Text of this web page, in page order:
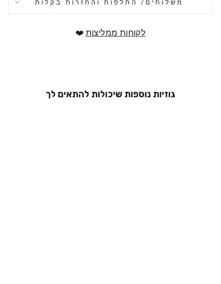
משלוחים/ החלפות והחזרות בקלות
לקוחות ממליצות ❤️
גוזיות נוספות שיכולות להתאים לך